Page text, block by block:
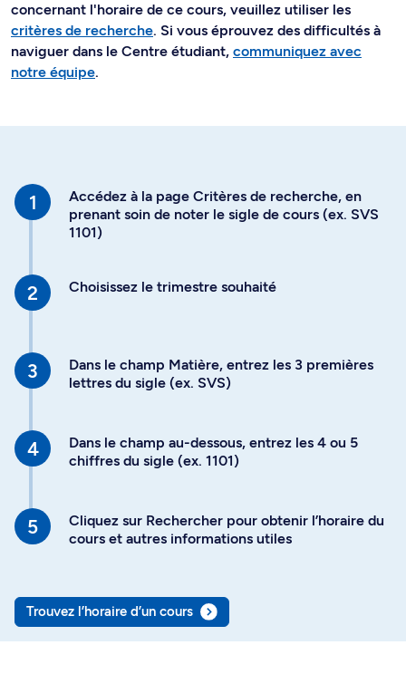
concernant l'horaire de ce cours, veuillez utiliser les
critères de recherche. Si vous éprouvez des difficultés à
naviguer dans le Centre étudiant, communiquez avec
notre équipe.
Accédez à la page Critères de recherche, en
prenant soin de noter le sigle de cours (ex. SVS
1101)
Choisissez le trimestre souhaité
Dans le champ Matière, entrez les 3 premières
lettres du sigle (ex. SVS)
Dans le champ au-dessous, entrez les 4 ou 5
chiffres du sigle (ex. 1101)
Cliquez sur Rechercher pour obtenir l’horaire du
cours et autres informations utiles
Trouvez l’horaire d’un cours